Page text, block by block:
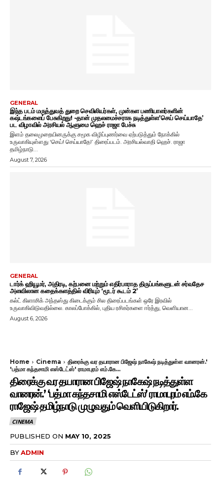
GENERAL
இந்த படம் மருத்துவத் துறை செவிலியர்கள், முன்கள பணியாளர்களின்
கஷ்டங்களைப் பேசுகிறது! -தான் முதலமைச்சராக நடித்துள்ள’செய் செய்யாதே’
பட விழாவில் அரசியல் ஆளுமை ஹெச் ராஜா பேச்சு
இளம் தலைமுறையினருக்கு சமூக விழிப்புணர்வை ஏற்படுத்தும் நோக்கில்
உருவாகியுள்ளது ‘செய்! செய்யாதே!’ திரைப்படம். அரசியல்வாதி ஹெச். ராஜா
தமிழ்நாடு...
August 7, 2026
GENERAL
டார்க் ஹியூமர், அதிரடி, கற்பனை மற்றும் எதிர்பாராத திருப்பங்களுடன் சர்வதேச
அளவிலான கதைக்களத்தில் விரியும் ‘மூடர் கூடம் 2’
கல்ட் கிளாசிக் அந்தஸ்து கிடைக்கும் சில திரைப்படங்கள் ஒரே இரவில்
உருவாகிவிடுவதில்லை. காலப்போக்கில், புதிய ரசிகர்களை ஈர்த்து, வெளியான...
August 6, 2026